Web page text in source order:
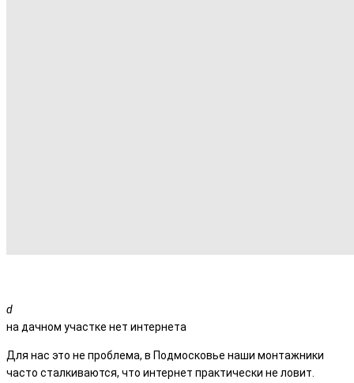
на дачном участке нет интернета
Для нас это не проблема, в Подмосковье наши монтажники
часто сталкиваются, что интернет практически не ловит.